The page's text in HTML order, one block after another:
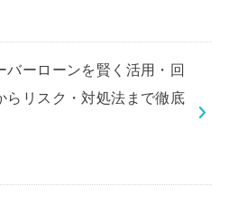
バーローンを賢く活用・回
らリスク・対処法まで徹底